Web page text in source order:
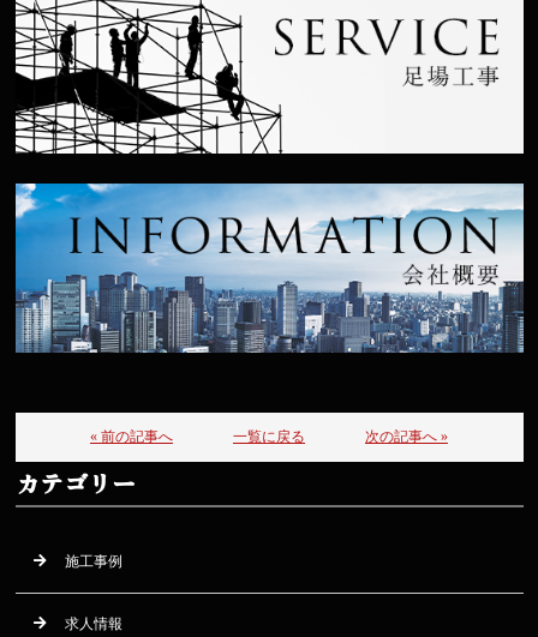
« 前の記事へ 一覧に戻る 次の記事へ »
カテゴリー
施工事例
求人情報